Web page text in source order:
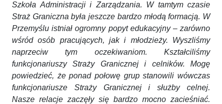
Szkoła Administracji i Zarządzania. W tamtym czasie
Straż Graniczna była jeszcze bardzo młodą formacją. W
Przemyślu istniał ogromny popyt edukacyjny – zarówno
wśród osób pracujących, jak i młodzieży. Wyszliśmy
naprzeciw tym oczekiwaniom. Kształciliśmy
funkcjonariuszy Straży Granicznej i celników. Mogę
powiedzieć, że ponad połowę grup stanowili wówczas
funkcjonariusze Straży Granicznej i służby celnej.
Nasze relacje zaczęły się bardzo mocno zacieśniać.